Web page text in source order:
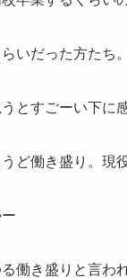
いだった方たち。
とすごーい下に
ど働き盛り。現
働き盛りと言わ